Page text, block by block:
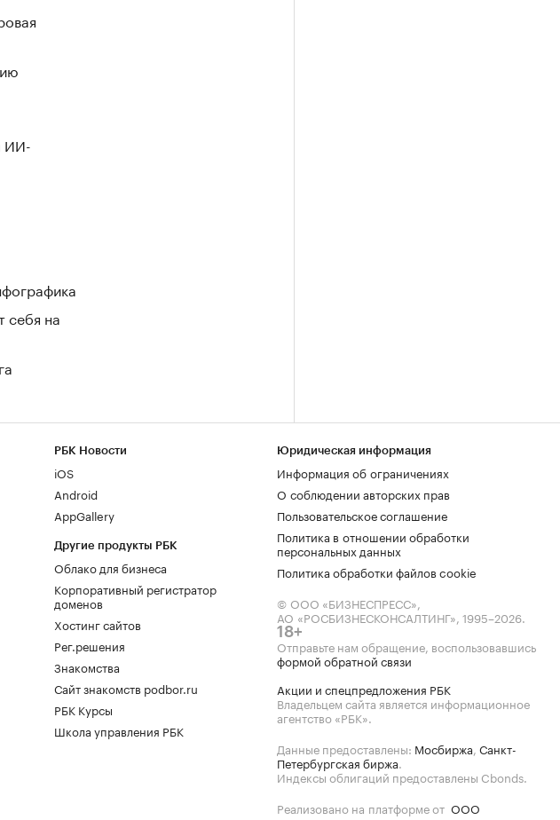
ИИ-
себя на
РБК Новости
iOS
Android
AppGallery
Другие продукты РБК
Облако для бизнеса
Корпоративный регистратор
доменов
Хостинг сайтов
Рег.решения
Знакомства
Сайт знакомств podbor.ru
РБК Курсы
Школа управления РБК
Юридическая информация
Информация об ограничениях
О соблюдении авторских прав
Пользовательское соглашение
Политика в отношении обработки
персональных данных
Политика обработки файлов cookie
© ООО «БИЗНЕСПРЕСС»,
АО «РОСБИЗНЕСКОНСАЛТИНГ», 1995–2026.
18+
Отправьте нам обращение, воспользовавшись
формой обратной связи
Акции и спецпредложения РБК
Владельцем сайта является информационное
агентство «РБК».
Данные предоставлены: Мосбиржа, Санкт-
Петербургская биржа.
Индексы облигаций предоставлены Cbonds.
Реализовано на платформе от ООО